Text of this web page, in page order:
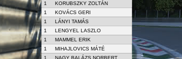
1
KORUBSZKY ZOLTÁN
1
KOVÁCS GERI
1
LÁNYI TAMÁS
1
LENGYEL LASZLO
1
MAMMEL ERIK
1
MIHAJLOVICS MÁTÉ
1
NAGY BALÁZS NORBERT